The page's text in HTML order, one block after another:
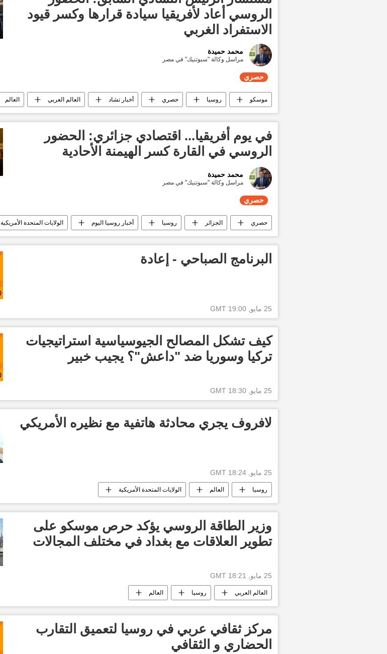
الروسي أعاد لأفريقيا سيادة قرارها وكسر قيود
الاستفراد الغربي
محمد حميدة
مراسل وكالة "سبوتنيك" في مصر
حصري
موسكو روسيا حصري أخبار تشاد العالم العربي العالم
في يوم أفريقيا... اقتصادي جزائري: الحضور
الروسي في القارة كسر الهيمنة الأحادية
محمد حميدة
مراسل وكالة "سبوتنيك" في مصر
حصري
حصري الجزائر روسيا أخبار روسيا اليوم الولايات المتحدة الأمريكية
العالم العربي توتر العلاقات في القرن الأفريقي
البرنامج الصباحي - إعادة
25 مايو, 19:00 GMT
كيف تشكل المصالح الجيوسياسية استراتيجيات
تركيا وسوريا ضد "داعش"؟ يجيب خبير
25 مايو, 18:30 GMT
لافروف يجري محادثة هاتفية مع نظيره الأمريكي
25 مايو, 18:24 GMT
روسيا العالم الولايات المتحدة الأمريكية
وزير الطاقة الروسي يؤكد حرص موسكو على
تطوير العلاقات مع بغداد في مختلف المجالات
25 مايو, 18:21 GMT
العالم العربي روسيا العالم
مركز ثقافي عربي في روسيا لتعميق التقارب
الحضاري و الثقافي